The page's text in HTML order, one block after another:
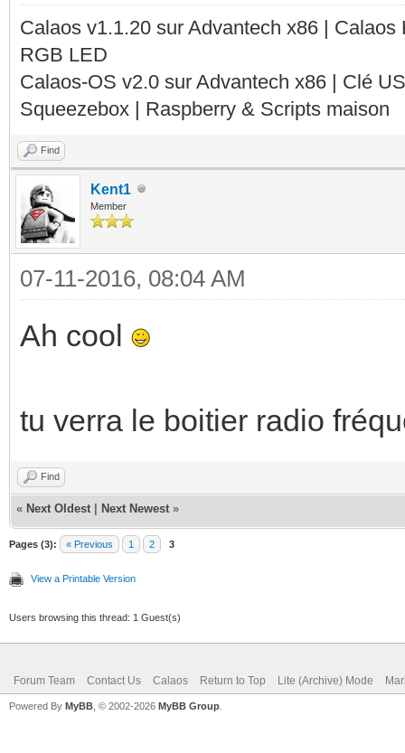
Calaos v1.1.20 sur Advantech x86 |
RGB LED
Calaos-OS v2.0 sur Advantech x86 | Clé
Squeezebox | Raspberry & Scripts maison
Find
Kent1
Member
07-11-2016, 08:04 AM
Ah cool
tu verra le boitier radio
Find
« Next Oldest Next Newest »
Pages (3): « Previous 1 2 3
View a Printable Version
Users browsing this thread: 1 Guest(s)
Forum Team Contact Us Calaos Return to Top Lite (Archive) Mode
Powered By MyBB , © 2002-2026 MyBB Group